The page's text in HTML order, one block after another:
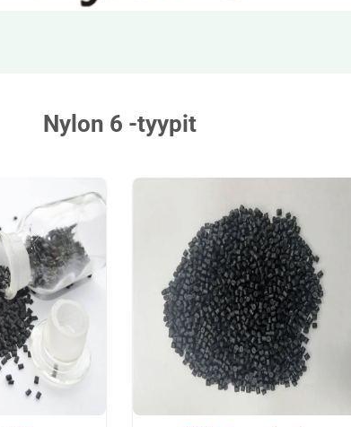
Nylon 6 -tyypit